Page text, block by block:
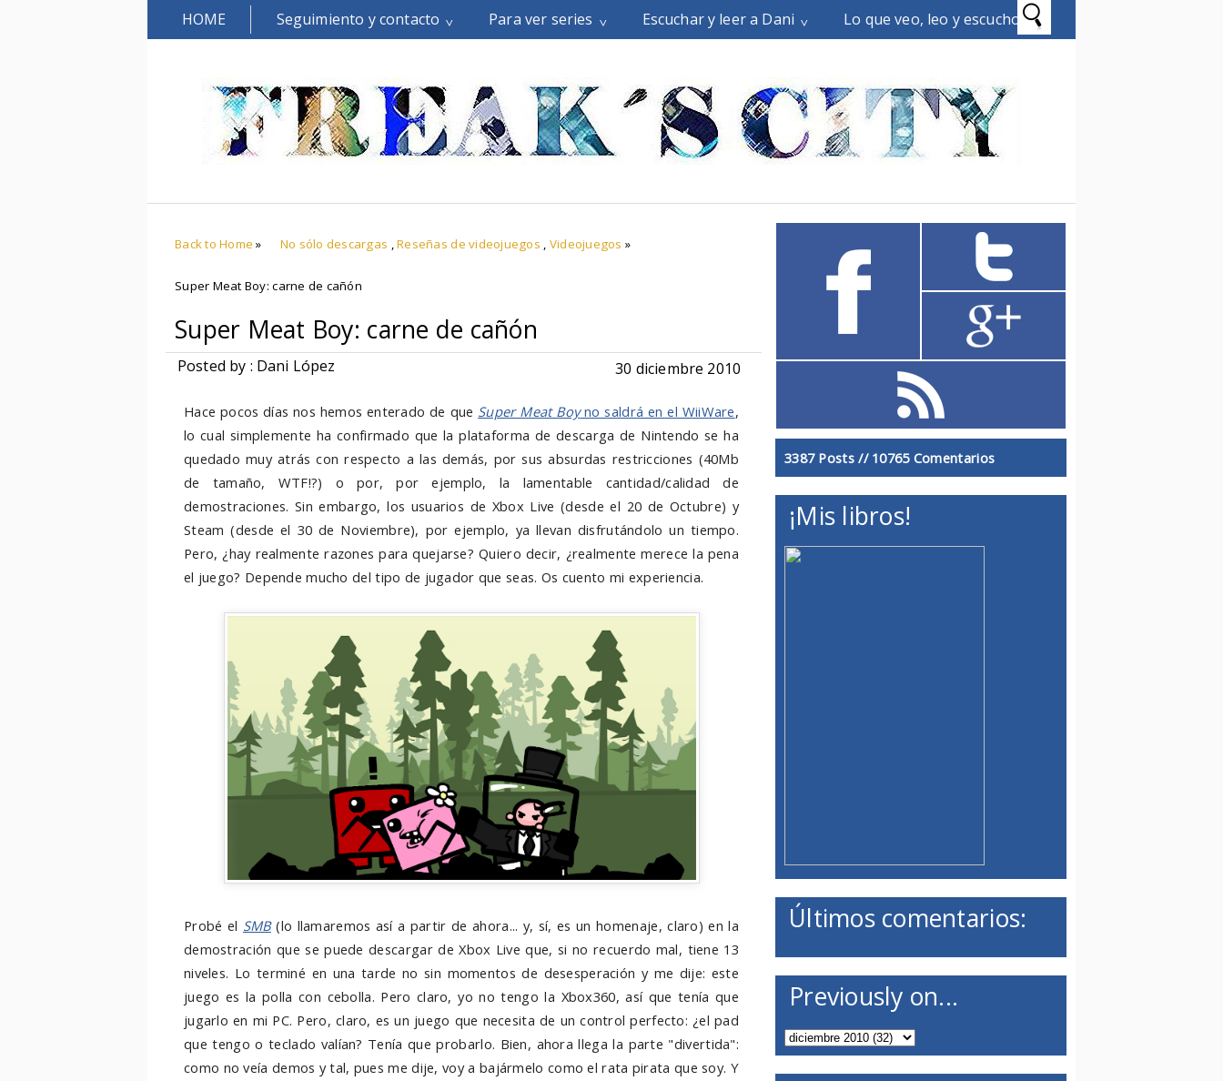
HOME Seguimiento y contacto Para ver series Escuchar y leer a Dani Lo que veo, leo y escucho
Back to Home » No sólo descargas ,Reseñas de videojuegos , Videojuegos »
Super Meat Boy: carne de cañón
Super Meat Boy: carne de cañón
Posted by : Dani López 30 diciembre 2010
Hace pocos días nos hemos enterado de que Super Meat Boyno saldrá en el WiiWare,
lo cual simplemente ha confirmado que la plataforma de descarga de Nintendo se ha
quedado muy atrás con respecto a las demás, por sus absurdas restricciones (40Mb
de tamaño, WTF!?) o por, por ejemplo, la lamentable cantidad/calidad de
demostraciones. Sin embargo, los usuarios de Xbox Live (desde el 20 de Octubre) y
Steam (desde el 30 de Noviembre), por ejemplo, ya llevan disfrutándolo un tiempo.
Pero, ¿hay realmente razones para quejarse? Quiero decir, ¿realmente merece la pena
el juego? Depende mucho del tipo de jugador que seas. Os cuento mi experiencia.
Probé el SMB(lo llamaremos así a partir de ahora... y, sí, es un homenaje, claro) en la
demostración que se puede descargar de Xbox Live que, si no recuerdo mal, tiene 13
niveles. Lo terminé en una tarde no sin momentos de desesperación y me dije: este
juego es la polla con cebolla. Pero claro, yo no tengo la Xbox360, así que tenía que
jugarlo en mi PC. Pero, claro, es un juego que necesita de un control perfecto: ¿el pad
que tengo o teclado valían? Tenía que probarlo. Bien, ahora llega la parte "divertida":
como no veía demos y tal, pues me dije, voy a bajármelo como el rata pirata que soy. Y
3387 Posts // 10765 Comentarios
¡Mis libros!
Últimos comentarios:
Previously on...